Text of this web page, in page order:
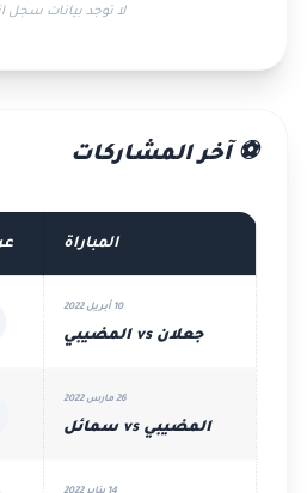
لا توجد بيانات سجل
⚽ آخر المشاركات
المباراة
10 أبريل 2022
جعلان vs المضيبي
26 مارس 2022
المضيبي vs سمائل